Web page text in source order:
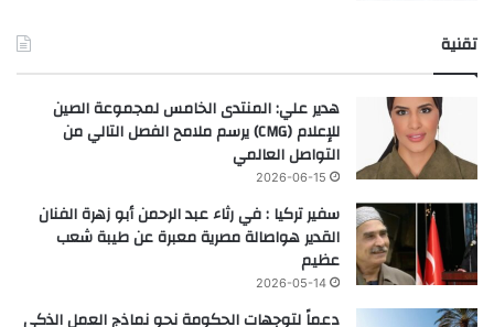
تقنية
هدير علي: المنتدى الخامس لمجموعة الصين
للإعلام (CMG) يرسم ملامح الفصل التالي من
التواصل العالمي
2026-06-15
سفير تركيا : في رثاء عبد الرحمن أبو زهرة الفنان
القدير هواصالة مصرية معبرة عن طيبة شعب
عظيم
2026-05-14
دعماً لتوجهات الحكومة نحو نماذج العمل الذكي